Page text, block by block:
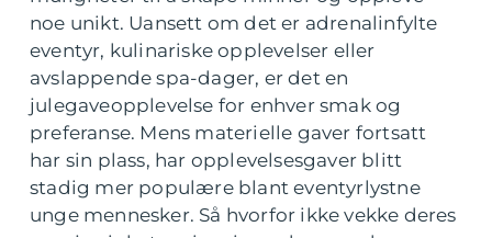
noe unikt. Uansett om det er adrenalinfylte
eventyr, kulinariske opplevelser eller
avslappende spa-dager, er det en
julegaveopplevelse for enhver smak og
preferanse. Mens materielle gaver fortsatt
har sin plass, har opplevelsesgaver blitt
stadig mer populære blant eventyrlystne
unge mennesker. Så hvorfor ikke vekke deres